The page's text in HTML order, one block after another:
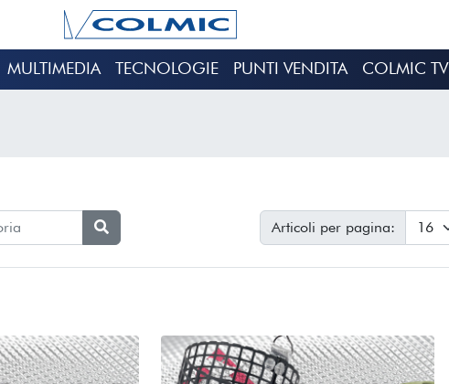
MULTIMEDIA TECNOLOGIE PUNTI VENDITA COLMIC TV
Articoli per pagina: